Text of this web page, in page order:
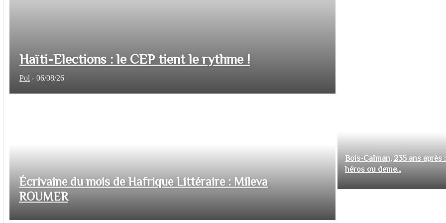
Haïti-Elections : le CEP tient le rythme !
Pol - 06/08/26
Écrivaine du mois de Hafrique Littéraire : Mileva
ROUMER
Bois-Caïman, 235 ans après
héros ou deme...